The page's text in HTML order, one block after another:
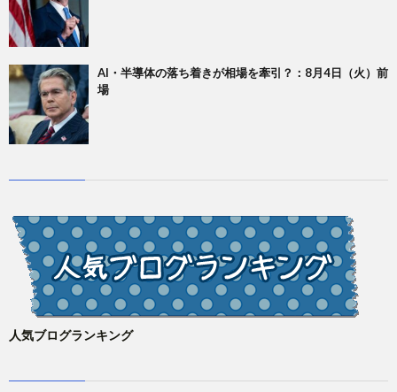
AI・半導体の落ち着きが相場を牽引？：8月4日（火）前
場
人気ブログランキング